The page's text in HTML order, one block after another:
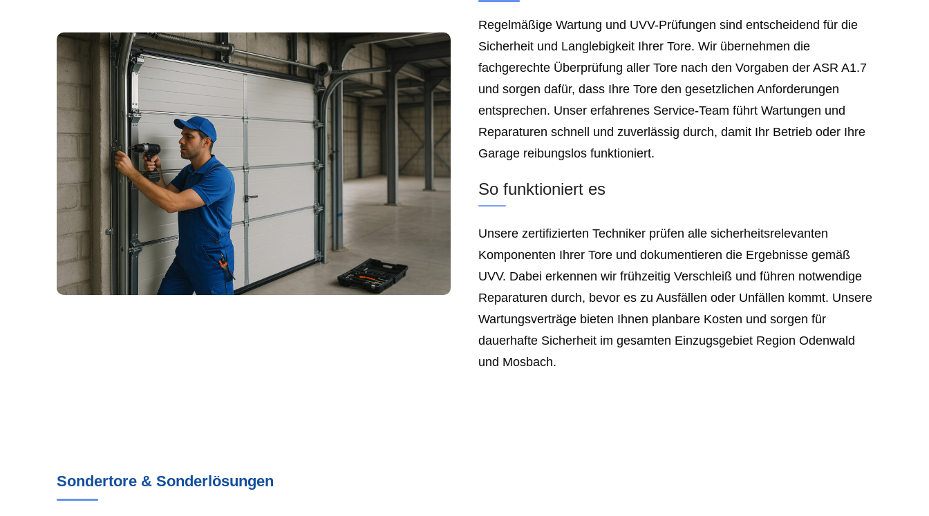
Regelmäßige Wartung und UVV-Prüfungen sind entscheidend für die
Sicherheit und Langlebigkeit Ihrer Tore. Wir übernehmen die
fachgerechte Überprüfung aller Tore nach den Vorgaben der ASR A1.7
und sorgen dafür, dass Ihre Tore den gesetzlichen Anforderungen
entsprechen. Unser erfahrenes Service-Team führt Wartungen und
Reparaturen schnell und zuverlässig durch, damit Ihr Betrieb oder Ihre
Garage reibungslos funktioniert.
So funktioniert es
Unsere zertifizierten Techniker prüfen alle sicherheitsrelevanten
Komponenten Ihrer Tore und dokumentieren die Ergebnisse gemäß
UVV. Dabei erkennen wir frühzeitig Verschleiß und führen notwendige
Reparaturen durch, bevor es zu Ausfällen oder Unfällen kommt. Unsere
Wartungsverträge bieten Ihnen planbare Kosten und sorgen für
dauerhafte Sicherheit im gesamten Einzugsgebiet Region Odenwald
und Mosbach.
Sondertore & Sonderlösungen